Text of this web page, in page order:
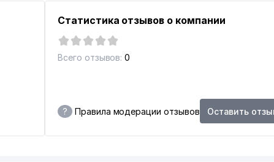
Статистика отзывов о компании
Всего отзывов: 0
? Правила модерации отзывов Оставить